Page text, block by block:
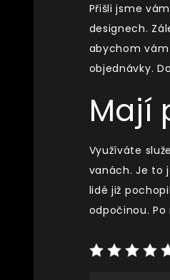
Přišli jsme
designech.
abychom
objednávky.
Mají
Využíváte
vanách. Je to
lidé již
odpočinou.